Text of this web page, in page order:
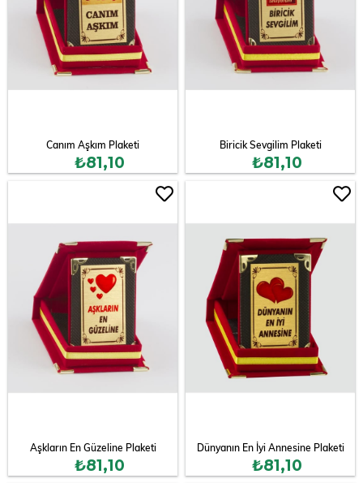
Canım Aşkım Plaketi
₺81,10
Biricik Sevgilim Plaketi
₺81,10
Aşkların En Güzeline Plaketi
₺81,10
Dünyanın En İyi Annesine Plaketi
₺81,10